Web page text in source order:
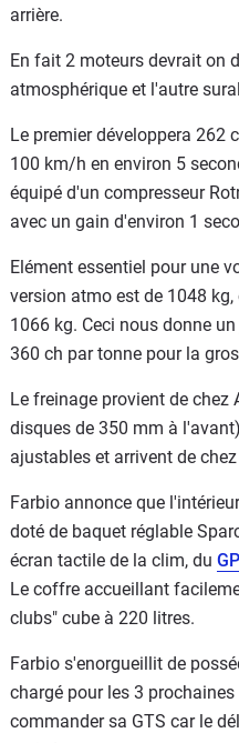
arrière.
En fait 2 moteurs devrait on
atmosphérique et l'autre
Le premier développera 262
100 km/h en environ 5
équipé d'un compresseur
avec un gain d'environ 1
Elément essentiel pour une
version atmo est de 1048
1066 kg. Ceci nous donne
360 ch par tonne pour la
Le freinage provient de chez
disques de 350 mm à
ajustables et arrivent de
Farbio annonce que
doté de baquet réglable
écran tactile de la clim, du
Le coffre accueillant
clubs" cube à 220 litres.
Farbio s'enorgueillit de
chargé pour les 3
commander sa GTS car le